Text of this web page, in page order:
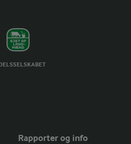
Rapporter og info